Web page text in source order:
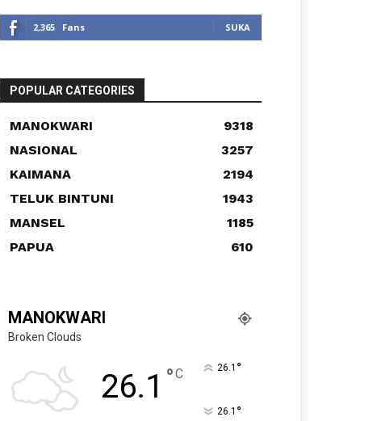
2,365 Fans SUKA
POPULAR CATEGORIES
MANOKWARI
9318
NASIONAL
3257
KAIMANA
2194
TELUK BINTUNI
1943
MANSEL
1185
PAPUA
610
MANOKWARI
Broken Clouds
26.1 °C 26.1 °
26.1 °